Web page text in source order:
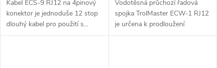
Kabel ECS-9 RJ12 na 4pinový
konektor je jednoduše 12 stop
dlouhý kabel pro použití s...
Vodotěsná průchozí řadová
spojka TrolMaster ECW-1 RJ12
je určena k prodloužení
spojení...